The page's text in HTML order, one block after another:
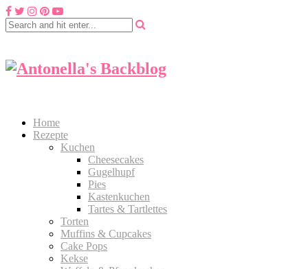
Home
Rezepte
Kuchen
Cheesecakes
Gugelhupf
Pies
Kastenkuchen
Tartes & Tartlettes
Torten
Muffins & Cupcakes
Cake Pops
Kekse